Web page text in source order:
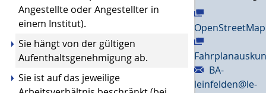
Angestellte oder Angestellter in
einem Institut).
Sie hängt von der gültigen
Aufenthaltsgenehmigung ab.
Sie ist auf das jeweilige
OpenStreetMap
BA-
leinfelden@le-